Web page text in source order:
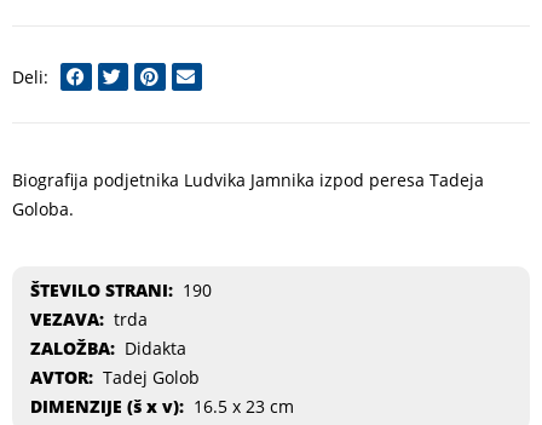
Biografija podjetnika Ludvika Jamnika izpod peresa Tadeja
Goloba.
ŠTEVILO STRANI: 190
VEZAVA: trda
ZALOŽBA: Didakta
AVTOR: Tadej Golob
DIMENZIJE (š x v): 16.5 x 23 cm